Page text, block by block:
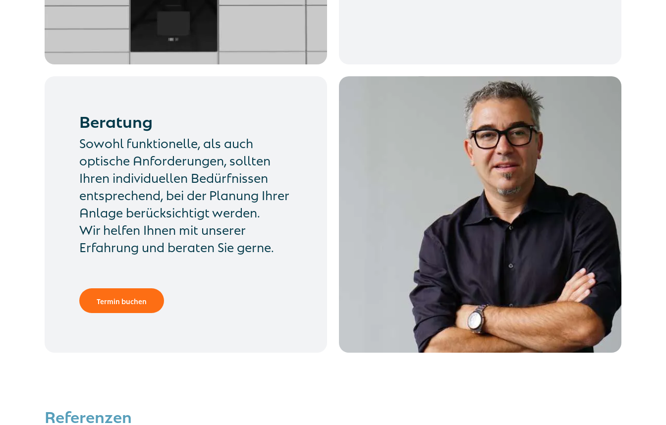
Beratung
Sowohl funktionelle, als auch
optische Anforderungen, sollten
Ihren individuellen Bedürfnissen
entsprechend, bei der Planung Ihrer
Anlage berücksichtigt werden.
Wir helfen Ihnen mit unserer
Erfahrung und beraten Sie gerne.
Termin buchen
Referenzen